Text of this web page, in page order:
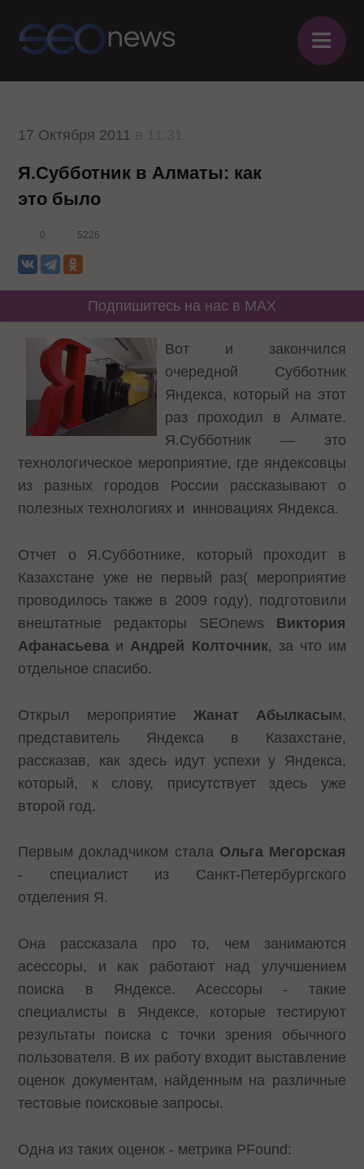
≡
17 Октября 2011
Я.Субботник в Алматы: как
это было
0 5226
Подпишитесь на нас в MAX
Вот и закончился
очередной Субботник
Яндекса, который на этот
раз проходил в Алмате.
Я.Субботник — это
технологическое мероприятие, где яндексовцы
из разных городов России рассказывают о
полезных технологиях и инновациях Яндекса.
Отчет о Я.Субботнике, который проходит в
Казахстане уже не первый раз( мероприятие
проводилось также в 2009 году), подготовили
внештатные редакторы SEOnews Виктория
Афанасьева и Андрей Колточник, за что им
отдельное спасибо.
Открыл мероприятие Жанат Абылкасым,
представитель Яндекса в Казахстане,
рассказав, как здесь идут успехи у Яндекса,
который, к слову, присутствует здесь уже
второй год.
Первым докладчиком стала Ольга Мегорская
- специалист из Санкт-Петербургского
отделения Я.
Она рассказала про то, чем занимаются
асессоры, и как работают над улучшением
поиска в Яндексе. Асессоры - такие
специалисты в Яндексе, которые тестируют
результаты поиска с точки зрения обычного
пользователя. В их работу входит выставление
оценок документам, найденным на различные
тестовые поисковые запросы.
Одна из таких оценок - метрика PFound: